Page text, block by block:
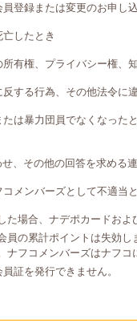
員登録または変更のお申し
亡したとき
所有権、プライバシー権
反する行為、その他法令に
たは暴力団員でなくなっ
せ、その他の回答を求める
コメンバーズとして不適当
た場合、ナデポカードお
員の累計ポイントは失効
ナフコメンバーズはナフコ
証を発行できません。